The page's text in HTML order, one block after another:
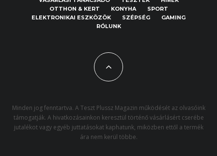
OTTHON & KERT
KONYHA
SPORT
ELEKTRONIKAI ESZKÖZÖK
SZÉPSÉG
GAMING
RÓLUNK
Minden jog fenntartva. A Teszt Plussz Magazin működését az olvasóink
támogatják. A hivatkozásainkon keresztül történő vásárlásért cserébe
jutalékot vagy egyéb juttatásokat kaphatunk, miközben ettől a termék
ára nem kerül többe.